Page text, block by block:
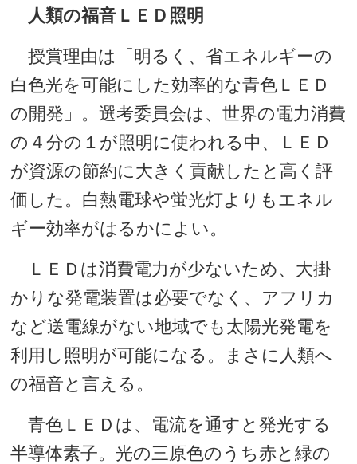
人類の福音ＬＥＤ照明
授賞理由は「明るく、省エネルギーの
白色光を可能にした効率的な青色ＬＥＤ
の開発」。選考委員会は、世界の電力消費
の４分の１が照明に使われる中、ＬＥＤ
が資源の節約に大きく貢献したと高く評
価した。白熱電球や蛍光灯よりもエネル
ギー効率がはるかによい。
ＬＥＤは消費電力が少ないため、大掛
かりな発電装置は必要でなく、アフリカ
など送電線がない地域でも太陽光発電を
利用し照明が可能になる。まさに人類へ
の福音と言える。
青色ＬＥＤは、電流を通すと発光する
半導体素子。光の三原色のうち赤と緑の